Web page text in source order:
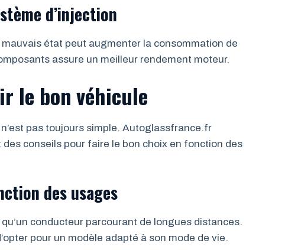
d’injection
état peut augmenter la consommation de
assure un meilleur rendement moteur.
le bon véhicule
pas toujours simple. Autoglassfrance.fr
conseils pour faire le bon choix en fonction des
des usages
conducteur parcourant de longues distances.
pour un modèle adapté à son mode de vie.